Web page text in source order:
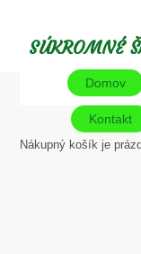
SÚKROMNÉ
Domov
Kontakt
Nákupný košík je